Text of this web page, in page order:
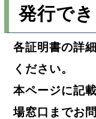
発行で
各証明書の詳
ください。
本ページに記
場窓口までお